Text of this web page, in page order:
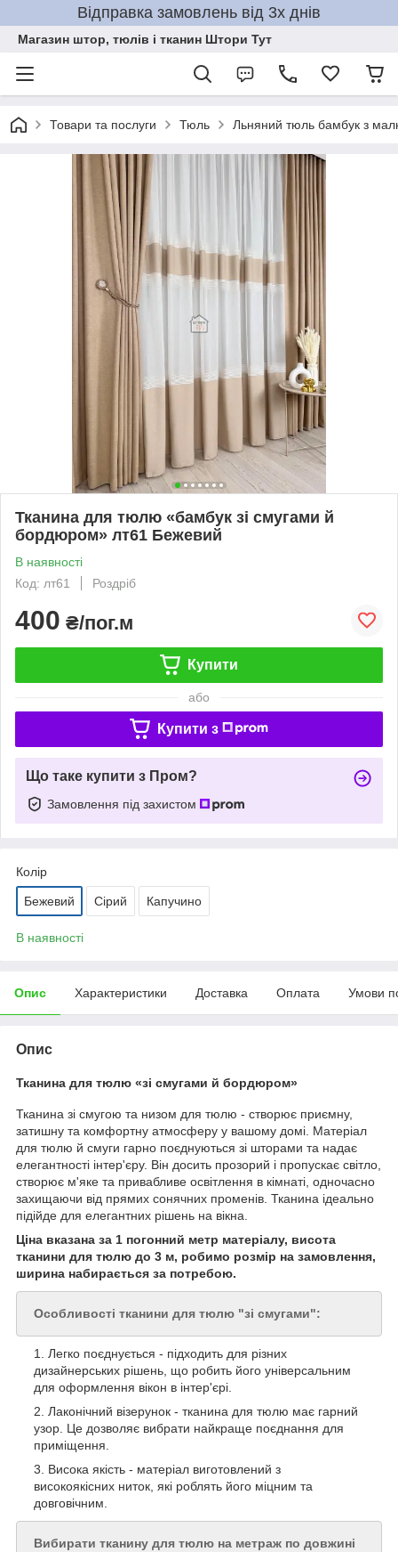
Відправка замовлень від 3х днів
Магазин штор, тюлів і тканин Штори Тут
Товари та послуги Тюль Льняний тюль бамбук з
Тканина для тюлю «бамбук зі смугами й
бордюром» лт61 Бежевий
В наявності
Код: лт61
Роздріб
400 ₴/пог.м
Купити
або
Купити з
Що таке купити з Пром?
Замовлення під захистом
Колір
Бежевий Сірий Капучино
В наявності
Опис Характеристики Доставка Оплата Умови
Опис
Тканина для тюлю «зі смугами й бордюром»
Тканина зі смугою та низом для тюлю - створює приємну,
затишну та комфортну атмосферу у вашому домі. Матеріал
для тюлю й смуги гарно поєднуються зі шторами та надає
елегантності інтер'єру. Він досить прозорий і пропускає світло,
створює м'яке та привабливе освітлення в кімнаті, одночасно
захищаючи від прямих сонячних променів. Тканина ідеально
підійде для елегантних рішень на вікна.
Ціна вказана за 1 погонний метр матеріалу, висота
тканини для тюлю до 3 м, робимо розмір на замовлення,
ширина набирається за потребою.
Особливості тканини для тюлю "зі смугами":
Легко поєднується - підходить для різних
дизайнерських рішень, що робить його універсальним
для оформлення вікон в інтер'єрі.
Лаконічний візерунок - тканина для тюлю має гарний
узор. Це дозволяє вибрати найкраще поєднання для
приміщення.
Висока якість - матеріал виготовлений з
високоякісних ниток, які роблять його міцним та
довговічним.
Вибирати тканину для тюлю на метраж по довжині